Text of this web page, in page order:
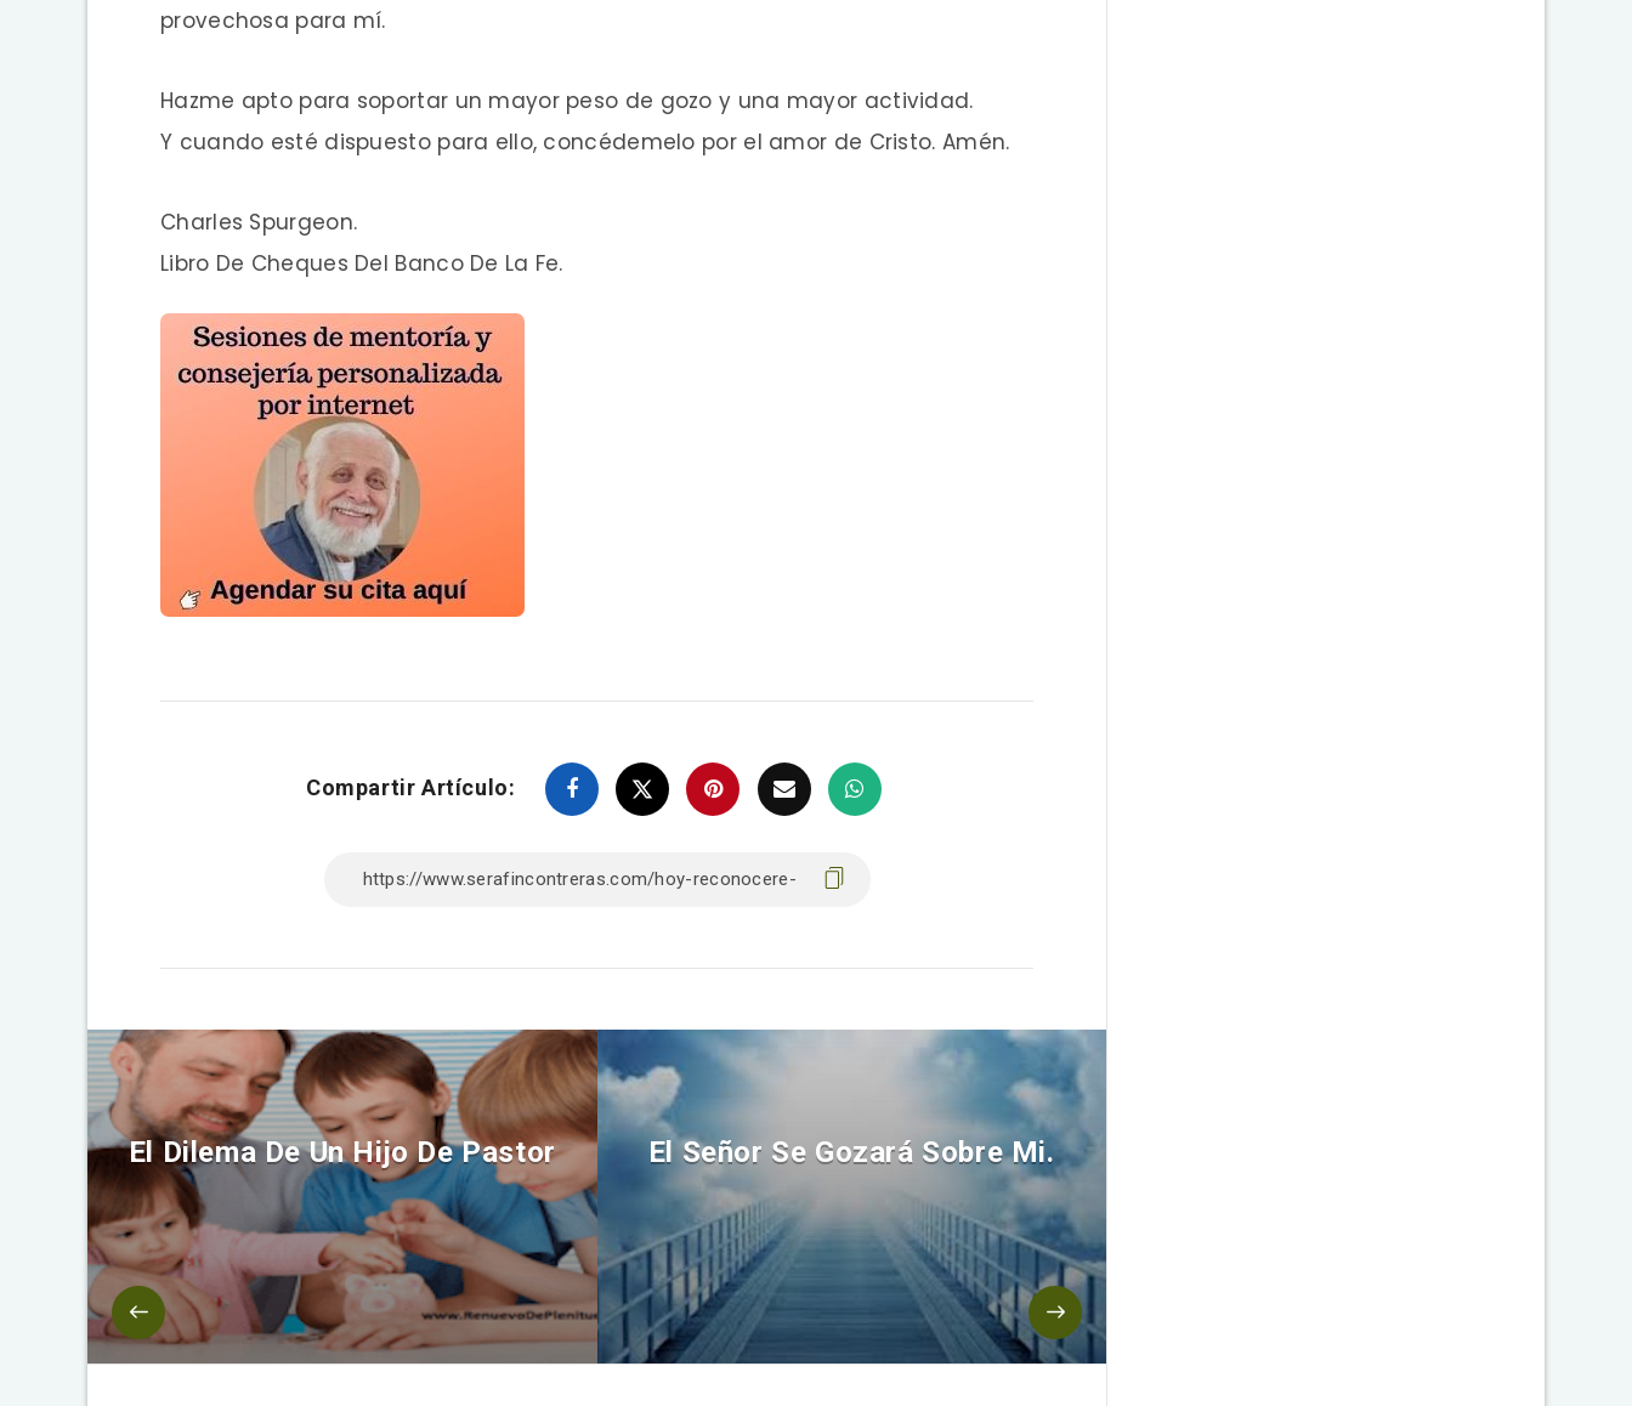
provechosa para mí.
Hazme apto para soportar un mayor peso de gozo y una mayor actividad.
Y cuando esté dispuesto para ello, concédemelo por el amor de Cristo. Amén.
Charles Spurgeon.
Libro De Cheques Del Banco De La Fe.
Compartir Artículo:
El Dilema De Un Hijo De Pastor El Señor Se Gozará Sobre Mi.